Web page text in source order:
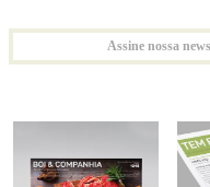
Assine nossa